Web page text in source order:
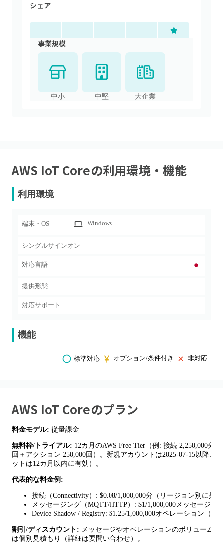
シェア
事業規模
中小 中堅 大企業
AWS IoT Coreの利用環境・機能
利用環境
端末・OS Windows
シングルサインオン
対応言語
提供形態 -
対応サポート -
機能
標準対応 オプション/条件付き 非対応
AWS IoT Coreのプラン
料金モデル: 従量課金
無料枠/トライアル: 12カ月のAWS Free Tier（例: 接続 2,250,000分
回＋アクション 250,000回）。新規アカウントは2025-07-15以降
ットは12カ月以内に有効）。
代表的な料金例:
接続（Connectivity）: $0.08/1,000,000分（リージョン別に異
メッセージング（MQTT/HTTP）: $1/1,000,000メッセージ（
Device Shadow / Registry: $1.25/1,000,000オペレーション（リ
割引/ディスカウント: メッセージやオペレーションのボリューム
は個別見積もり（詳細は要問い合わせ）。